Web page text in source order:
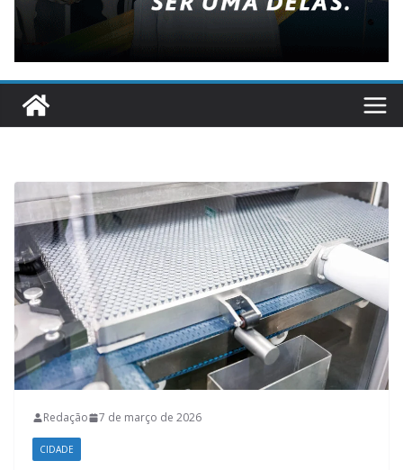
Redação 7 de março de 2026
CIDADE